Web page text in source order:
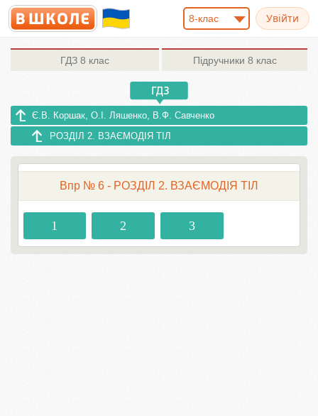
8-клас
ГДЗ 8 клас Підручники 8 клас
Є.В. Коршак, О.І. Ляшенко, В.Ф. Савченко
РОЗДІЛ 2. ВЗАЄМОДІЯ ТІЛ
Впр № 6 - РОЗДІЛ 2. ВЗАЄМОДІЯ ТІЛ
1 2 3